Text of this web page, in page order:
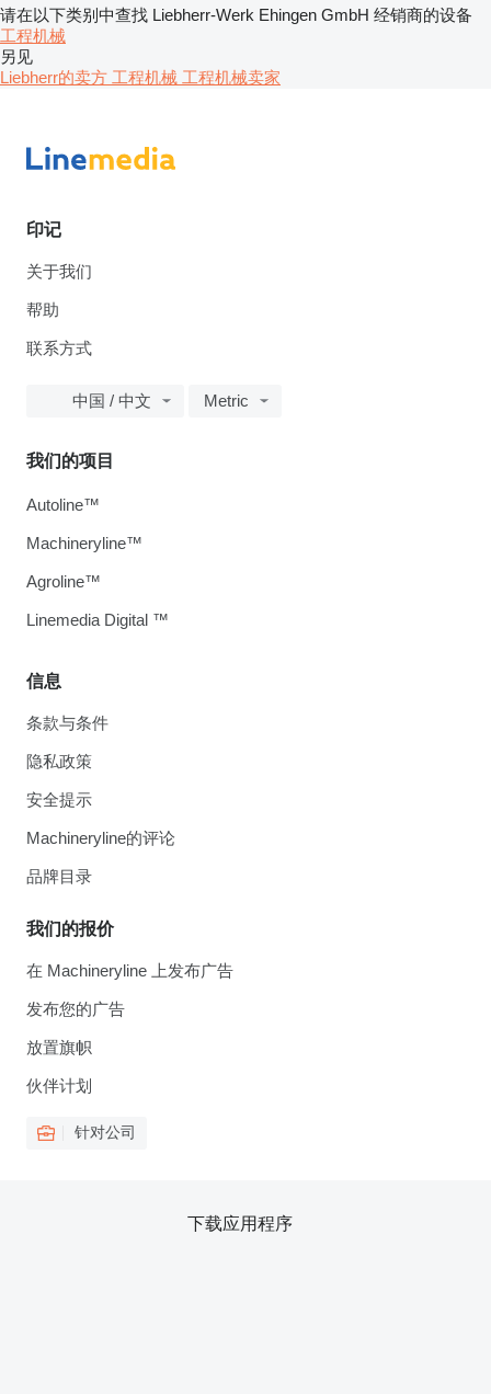
请在以下类别中查找 Liebherr-Werk Ehingen GmbH 经销商的设备
工程机械
另见
Liebherr的卖方 工程机械 工程机械卖家
印记
关于我们
帮助
联系方式
中国 / 中文 Metric
信息
条款与条件
隐私政策
安全提示
Machineryline的评论
品牌目录
我们的报价
在 Machineryline 上发布广告
发布您的广告
放置旗帜
伙伴计划
针对公司
我们的项目
Autoline™
Machineryline™
Agroline™
Linemedia Digital ™
下载应用程序